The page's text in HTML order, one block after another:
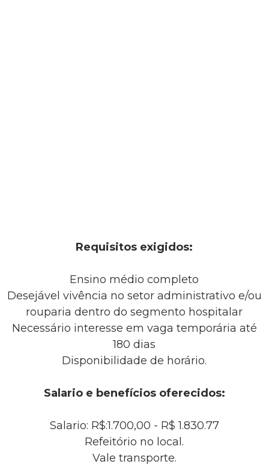
Requisitos exigidos:
Ensino médio completo
Desejável vivência no setor administrativo e/ou
rouparia dentro do segmento hospitalar
Necessário interesse em vaga temporária até
180 dias
Disponibilidade de horário.
Salario e benefícios oferecidos:
Salario: R$:1.700,00 - R$ 1.830.77
Refeitório no local.
Vale transporte.